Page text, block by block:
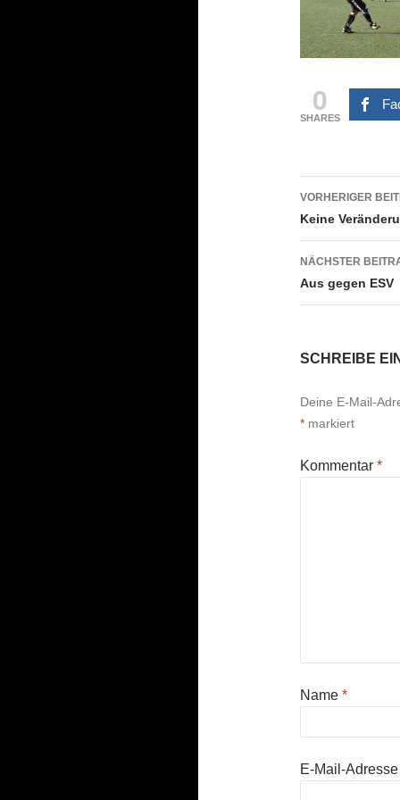
0
SHARES
VORHERIGER
Keine
NÄCHSTER
Aus gegen ESV
SCHREIBE
Deine E-Mail-
* markiert
Kommentar *
Name *
E-Mail-Adresse